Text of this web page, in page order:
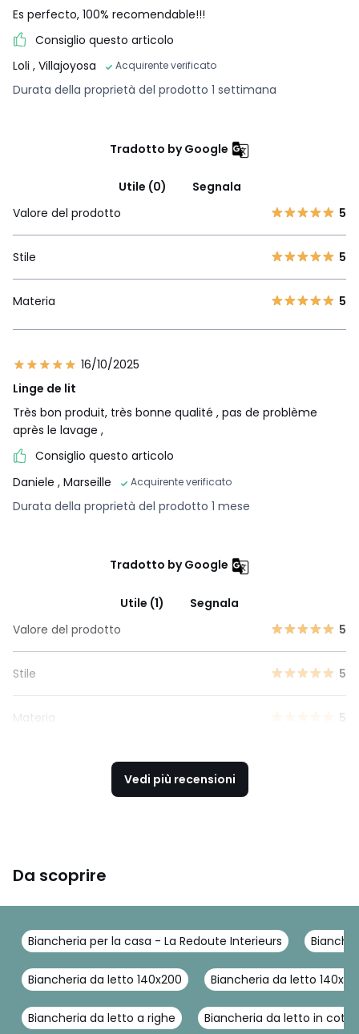
Es perfecto, 100% recomendable!!!
Consiglio questo articolo
Loli , Villajoyosa Acquirente verificato
Durata della proprietà del prodotto 1 settimana
Tradotto by Google
Utile (0)
Segnala
Valore del prodotto
5
Stile 5
Materia 5
16/10/2025
Linge de lit
Très bon produit, très bonne qualité , pas de problème
après le lavage ,
Consiglio questo articolo
Daniele , Marseille Acquirente verificato
Durata della proprietà del prodotto 1 mese
Tradotto by Google
Utile (1)
Segnala
Valore del prodotto
5
Stile 5
Materia 5
Vedi più recensioni
Da scoprire
Biancheria per la casa - La Redoute Interieurs
Biancheria da letto 140x200 Biancheria da letto
Biancheria da letto a righe Biancheria da letto in